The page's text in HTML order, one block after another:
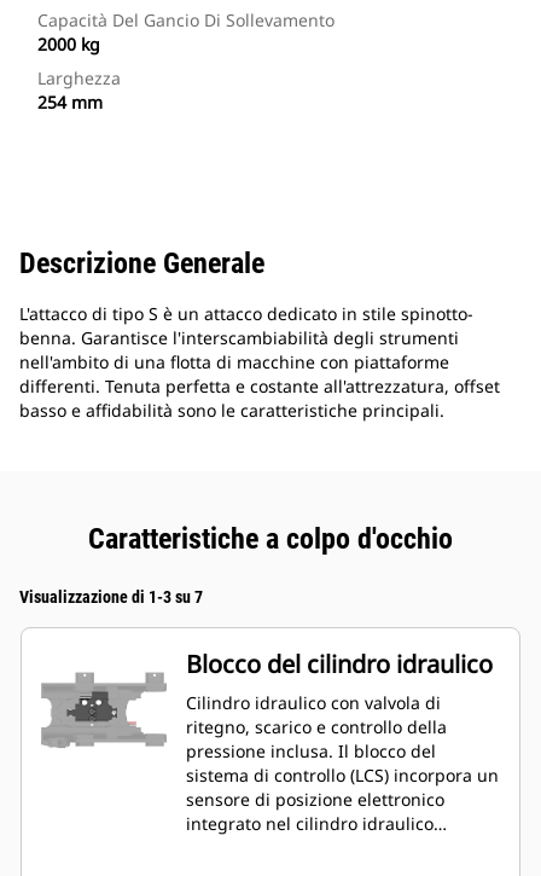
Capacità Del Gancio Di Sollevamento
2000 kg
Larghezza
254 mm
Descrizione Generale
L'attacco di tipo S è un attacco dedicato in stile spinotto-
benna. Garantisce l'interscambiabilità degli strumenti
nell'ambito di una flotta di macchine con piattaforme
differenti. Tenuta perfetta e costante all'attrezzatura, offset
basso e affidabilità sono le caratteristiche principali.
Caratteristiche a colpo d'occhio
Visualizzazione di 1-3 su 7
Blocco del cilindro idraulico
Cilindro idraulico con valvola di
ritegno, scarico e controllo della
pressione inclusa. Il blocco del
sistema di controllo (LCS) incorpora un
sensore di posizione elettronico
integrato nel cilindro idraulico